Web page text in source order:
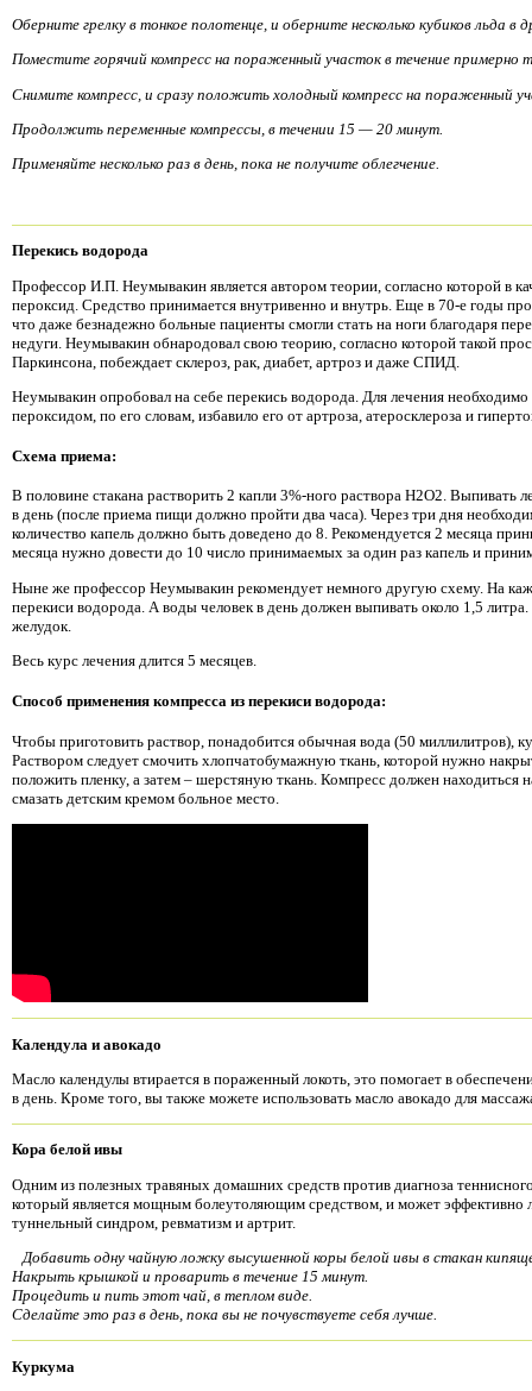
Оберните грелку в тонкое полотенце, и оберните несколько кубиков льда в
Поместите горячий компресс на пораженный участок в течение примерно
Снимите компресс, и сразу положить холодный компресс на пораженный
Продолжить переменные компрессы, в течении 15 — 20 минут.
Применяйте несколько раз в день, пока не получите облегчение.
Перекись водорода
Профессор И.П. Неумывакин является автором теории, согласно которой в
пероксид. Средство принимается внутривенно и внутрь. Еще в 70-е годы
что даже безнадежно больные пациенты смогли стать на ноги благодаря
недуги. Неумывакин обнародовал свою теорию, согласно которой такой
Паркинсона, побеждает склероз, рак, диабет, артроз и даже СПИД.
Неумывакин опробовал на себе перекись водорода. Для лечения
пероксидом, по его словам, избавило его от артроза, атеросклероза и
Схема приема:
В половине стакана растворить 2 капли 3%-ного раствора Н2О2.
в день (после приема пищи должно пройти два часа). Через три дня
количество капель должно быть доведено до 8. Рекомендуется 2 месяца
месяца нужно довести до 10 число принимаемых за один раз капель и
Ныне же профессор Неумывакин рекомендует немного другую схему. На
перекиси водорода. А воды человек в день должен выпивать около 1,5
желудок.
Весь курс лечения длится 5 месяцев.
Способ применения компресса из перекиси водорода:
Чтобы приготовить раствор, понадобится обычная вода (50
Раствором следует смочить хлопчатобумажную ткань, которой нужно
положить пленку, а затем – шерстяную ткань. Компресс должен находиться
смазать детским кремом больное место.
Календула и авокадо
Масло календулы втирается в пораженный локоть, это помогает в
в день. Кроме того, вы также можете использовать масло авокадо для
Кора белой ивы
Одним из полезных травяных домашних средств против диагноза
который является мощным болеутоляющим средством, и может эффективно
туннельный синдром, ревматизм и артрит.
Добавить одну чайную ложку высушенной коры белой ивы в стакан
Накрыть крышкой и проварить в течение 15 минут.
Процедить и пить этот чай, в теплом виде.
Сделайте это раз в день, пока вы не почувствуете себя лучше.
Куркума